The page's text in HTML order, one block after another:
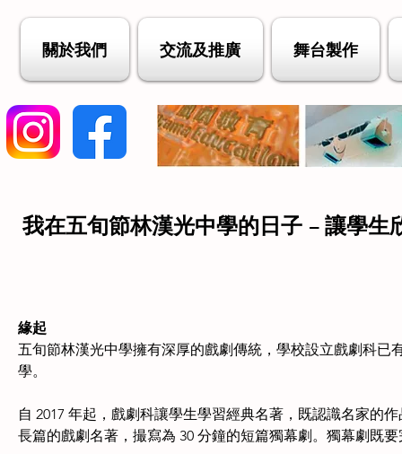
關於我們 交流及推廣 舞台製作
我在五旬節林漢光中學的日子 – 讓學
緣起
五旬節林漢光中學擁有深厚的戲劇傳統，學校設立戲劇科
學。
自 2017 年起，戲劇科讓學生學習經典名著，既認識名家的
長篇的戲劇名著，撮寫為 30 分鐘的短篇獨幕劇。獨幕劇既